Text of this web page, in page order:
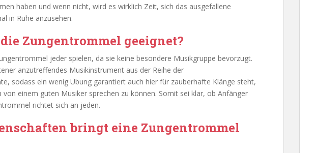
haben und wenn nicht, wird es wirklich Zeit, sich das ausgefallene
in Ruhe anzusehen.
Zungentrommel geeignet?
jeder spielen, da sie keine besondere Musikgruppe bevorzugt.
anzutreffendes Musikinstrument aus der Reihe der
sodass ein wenig Übung garantiert auch hier für zauberhafte Klänge steht,
von einem guten Musiker sprechen zu können. Somit sei klar, ob Anfänger
richtet sich an jeden.
bringt eine Zungentrommel